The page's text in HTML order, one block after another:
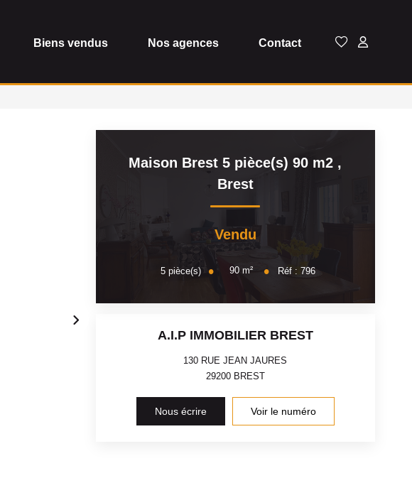
Biens vendus Nos agences Contact
Maison Brest 5 pièce(s) 90 m2 ,
Brest
Vendu
5pièce(s) 90m² Réf :796
A.I.P IMMOBILIER BREST
130 RUE JEAN JAURES
29200 BREST
Nous écrire Voir le numéro